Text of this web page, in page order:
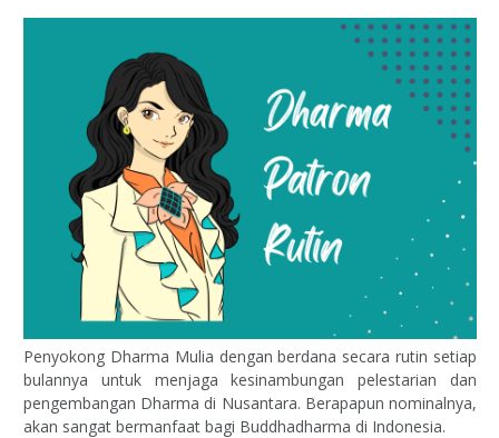
Penyokong Dharma Mulia dengan berdana secara rutin setiap
bulannya untuk menjaga kesinambungan pelestarian dan
pengembangan Dharma di Nusantara. Berapapun nominalnya,
akan sangat bermanfaat bagi Buddhadharma di Indonesia.